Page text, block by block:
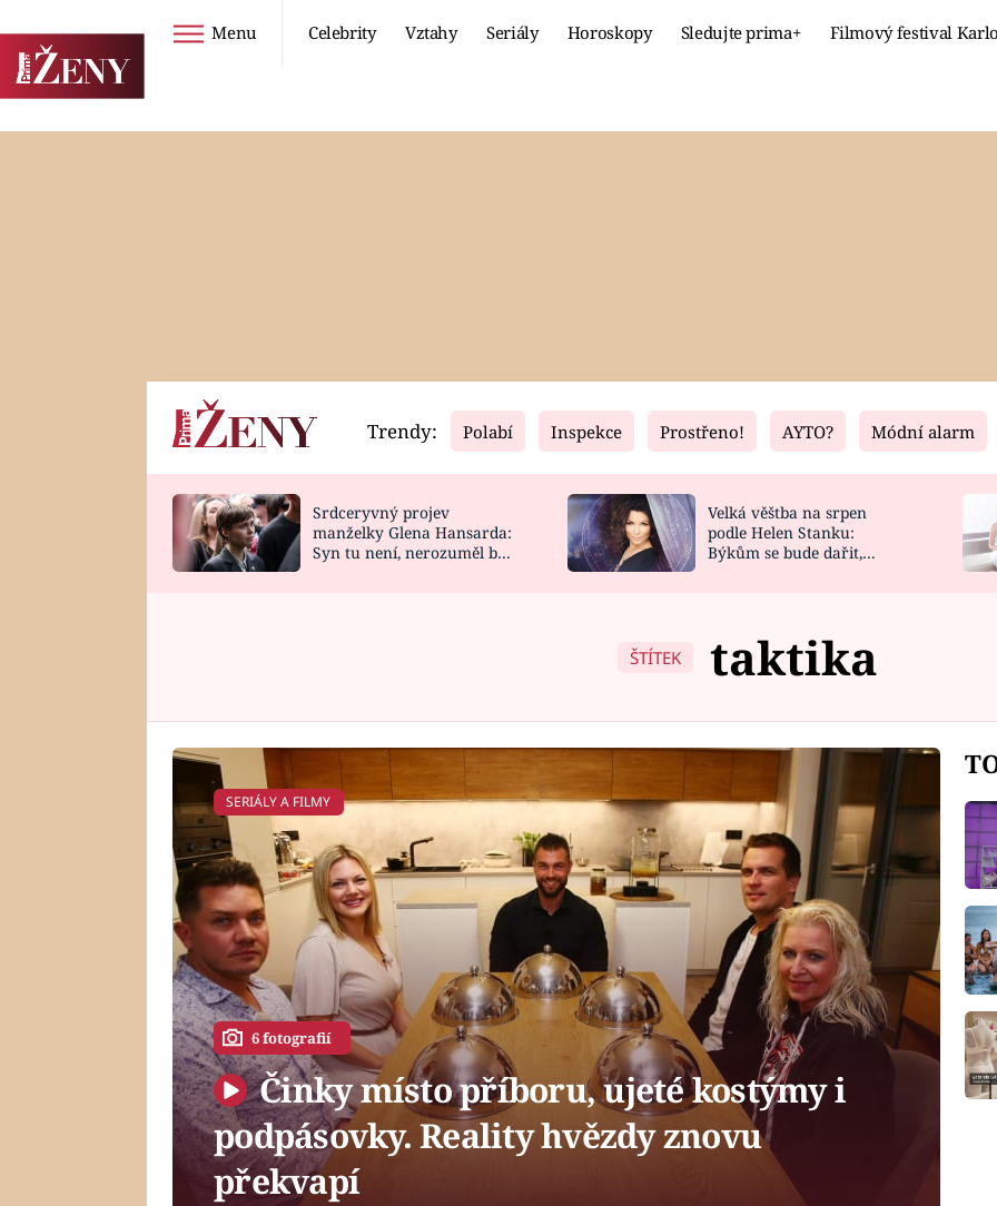
Menu Celebrity Vztahy Seriály Horoskopy Sledujte prima+ Filmový festival
Horoskopy
HOROSKOP NA
Video
CELEBRITY
VAŘENÍ
Fresh
NOVINKY
VIDEORECEPTY
Living
DESIGN
Trendy: Polabí Inspekce Prostřeno! AYTO? Módní alarm
Srdceryvný projev
manželky Glena Hansarda:
Syn tu není, nerozuměl by
Velká věštba na srpen
podle Helen Stanku:
Býkům se bude dařit,
ŠTÍTEK taktika
SERIÁLY A FILMY
6 fotografií
Činky místo příboru, ujeté kostýmy i
podpásovky. Reality hvězdy znovu
překvapí